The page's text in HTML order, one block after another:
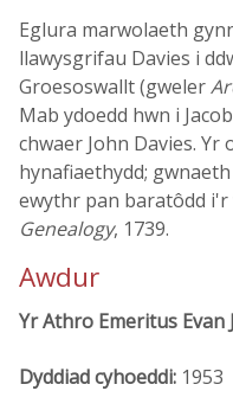
Eglura marwolaeth
llawysgrifau Davies i
Groesoswallt (gweler
Mab ydoedd hwn i
chwaer John Davies. Yr
hynafiaethydd;
ewythr pan baratôdd i'r
Genealogy, 1739.
Awdur
Yr Athro Emeritus Evan
Dyddiad cyhoeddi: 1953